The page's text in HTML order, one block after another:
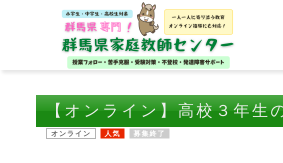
【オンライン】高校３年生
オンライン 人気 募集終了